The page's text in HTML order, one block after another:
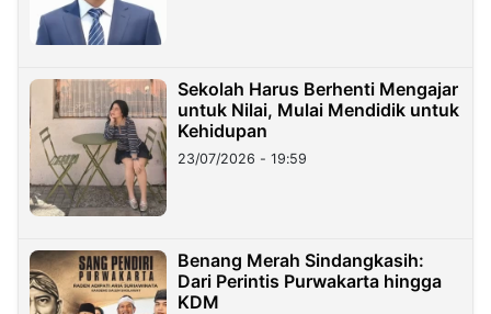
Sekolah Harus Berhenti Mengajar
untuk Nilai, Mulai Mendidik untuk
Kehidupan
23/07/2026 - 19:59
Benang Merah Sindangkasih:
Dari Perintis Purwakarta hingga
KDM